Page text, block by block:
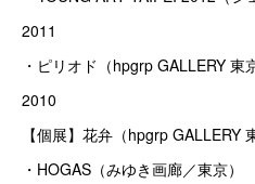
2011
・ピリオド（hpgrp GALLERY 東
2010
【個展】花弁（hpgrp GALLERY
・HOGAS（みゆき画廊／東京）